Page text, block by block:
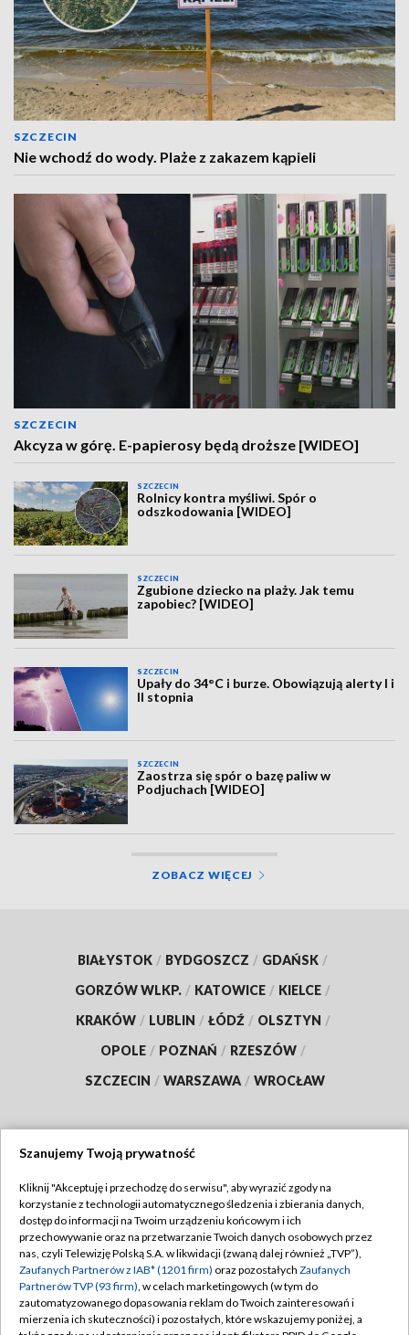
SZCZECIN
Nie wchodź do wody. Plaże z zakazem kąpieli
SZCZECIN
Akcyza w górę. E-papierosy będą droższe [WIDEO]
SZCZECIN
Rolnicy kontra myśliwi. Spór o
odszkodowania [WIDEO]
SZCZECIN
Zgubione dziecko na plaży. Jak temu
zapobiec? [WIDEO]
SZCZECIN
Upały do 34°C i burze. Obowiązują alerty I i
II stopnia
SZCZECIN
Zaostrza się spór o bazę paliw w
Podjuchach [WIDEO]
ZOBACZ WIĘCEJ
BIAŁYSTOK / BYDGOSZCZ / GDAŃSK /
GORZÓW WLKP. / KATOWICE / KIELCE /
KRAKÓW / LUBLIN / ŁÓDŹ / OLSZTYN /
OPOLE / POZNAŃ / RZESZÓW /
SZCZECIN / WARSZAWA / WROCŁAW
TVP
Abonament TVP
Emisja w TVP
Centrum informacji TVP
Naziemna Telewizja Cyfrowa
Regulamin TVP
Polityka prywatności
Moje zgody
Pomoc
Szanujemy Twoją prywatność
Kliknij "Akceptuję i przechodzę do serwisu", aby wyrazić zgody na
korzystanie z technologii automatycznego śledzenia i zbierania danych,
dostęp do informacji na Twoim urządzeniu końcowym i ich
przechowywanie oraz na przetwarzanie Twoich danych osobowych przez
nas, czyli Telewizję Polską S.A. w likwidacji (zwaną dalej również „TVP”),
Zaufanych Partnerów z IAB* (1201 firm) oraz pozostałych Zaufanych
Partnerów TVP (93 firm), w celach marketingowych (w tym do
zautomatyzowanego dopasowania reklam do Twoich zainteresowań i
mierzenia ich skuteczności) i pozostałych, które wskazujemy poniżej, a